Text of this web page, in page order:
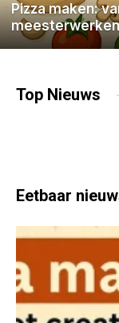
Pizza maken:
meesterwerken
Top Nieuws
Eetbaar